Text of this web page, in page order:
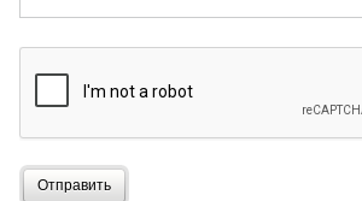
Отправить